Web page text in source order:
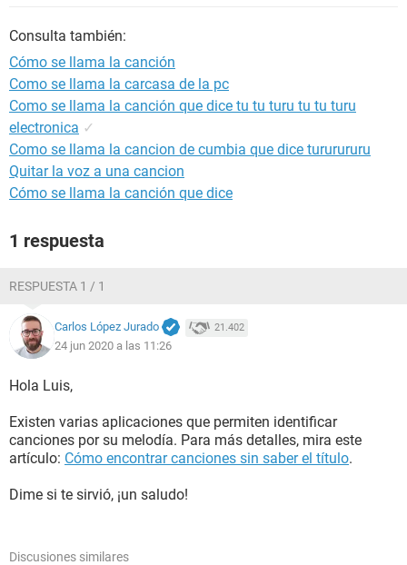
Consulta también:
Cómo se llama la canción
Como se llama la carcasa de la pc
Como se llama la canción que dice tu tu turu tu tu turu
electronica ✓
Como se llama la cancion de cumbia que dice tururururu
Quitar la voz a una cancion
Cómo se llama la canción que dice
1 respuesta
RESPUESTA 1 / 1
Carlos López Jurado 21.402
24 jun 2020 a las 11:26
Hola Luis,
Existen varias aplicaciones que permiten identificar
canciones por su melodía. Para más detalles, mira este
artículo: Cómo encontrar canciones sin saber el título.
Dime si te sirvió, ¡un saludo!
Discusiones similares